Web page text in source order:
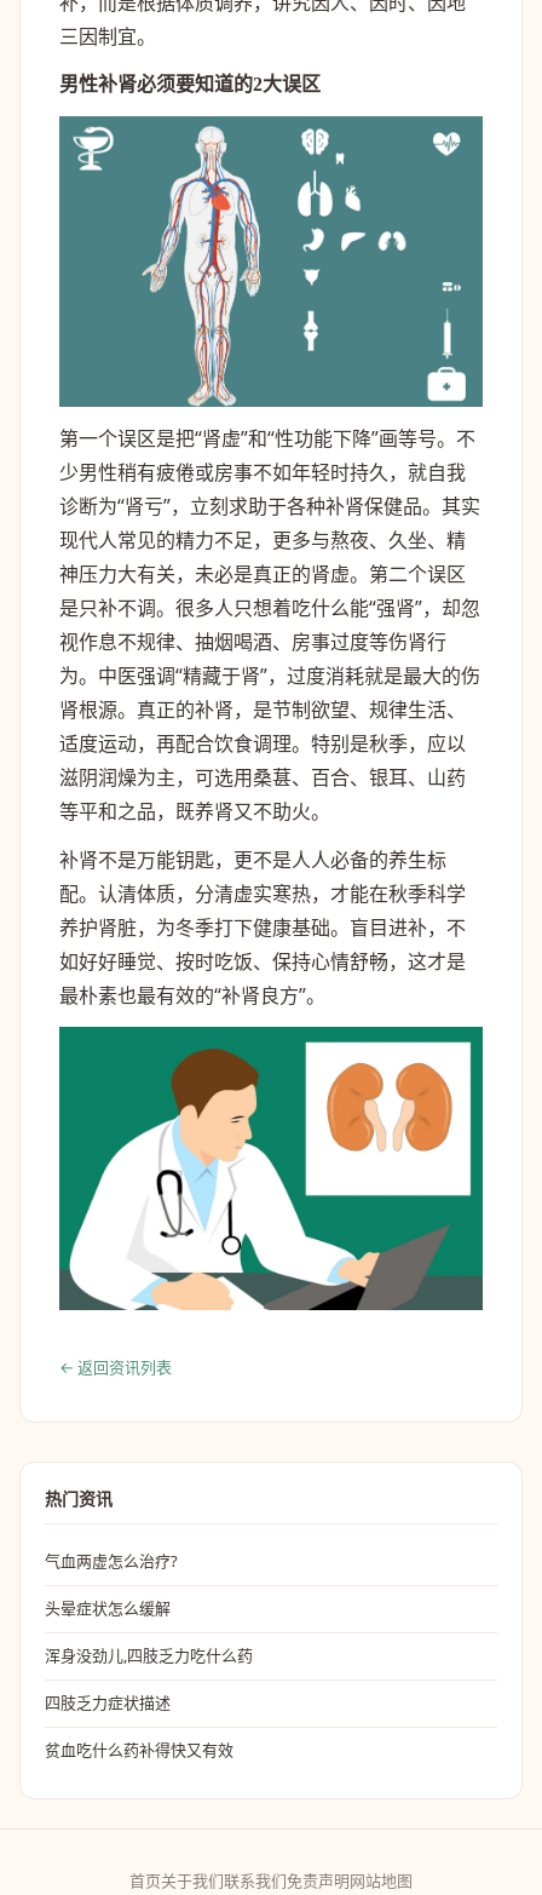
三因制宜。
男性补肾必须要知道的2大误区
第一个误区是把“肾虚”和“性功能下降”画等号。不
少男性稍有疲倦或房事不如年轻时持久，就自我
诊断为“肾亏”，立刻求助于各种补肾保健品。其实
现代人常见的精力不足，更多与熬夜、久坐、精
神压力大有关，未必是真正的肾虚。第二个误区
是只补不调。很多人只想着吃什么能“强肾”，却忽
视作息不规律、抽烟喝酒、房事过度等伤肾行
为。中医强调“精藏于肾”，过度消耗就是最大的伤
肾根源。真正的补肾，是节制欲望、规律生活、
适度运动，再配合饮食调理。特别是秋季，应以
滋阴润燥为主，可选用桑葚、百合、银耳、山药
等平和之品，既养肾又不助火。
补肾不是万能钥匙，更不是人人必备的养生标
配。认清体质，分清虚实寒热，才能在秋季科学
养护肾脏，为冬季打下健康基础。盲目进补，不
如好好睡觉、按时吃饭、保持心情舒畅，这才是
最朴素也最有效的“补肾良方”。
← 返回资讯列表
热门资讯
气血两虚怎么治疗?
头晕症状怎么缓解
浑身没劲儿,四肢乏力吃什么药
四肢乏力症状描述
贫血吃什么药补得快又有效
首页关于我们联系我们免责声明网站地图